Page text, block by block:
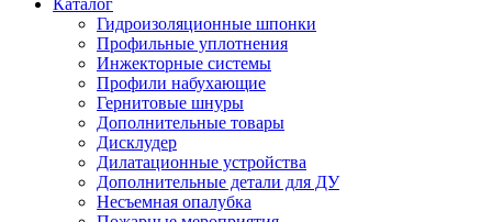
Каталог
Гидроизоляционные шпонки
Профильные уплотнения
Инжекторные системы
Профили набухающие
Гернитовые шнуры
Дополнительные товары
Дисклудер
Дилатационные устройства
Дополнительные детали для ДУ
Несъемная опалубка